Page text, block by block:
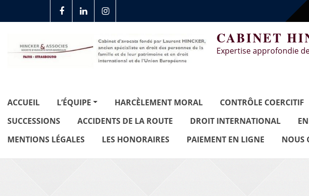
CABINET
Expertise approfondie
ACCUEIL L’ÉQUIPE HARCÈLEMENT MORAL CONTRÔLE COERCITIF
SUCCESSIONS
ACCIDENTS DE LA ROUTE DROIT INTERNATIONAL
MENTIONS LÉGALES
LES HONORAIRES PAIEMENT EN LIGNE NOUS